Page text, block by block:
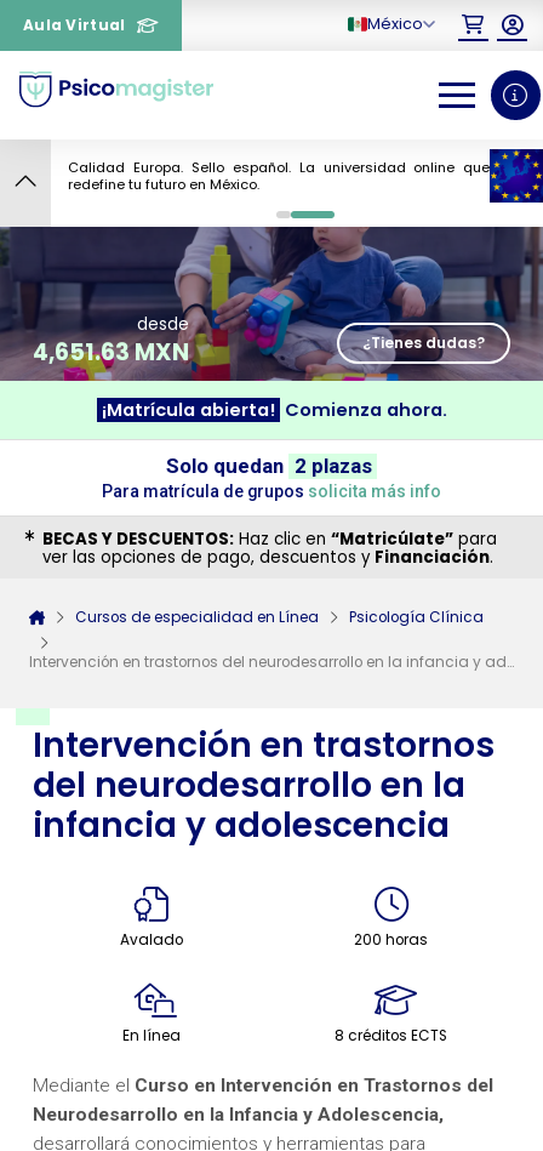
Aula Virtual México
Calidad Europa. Sello español. La universidad online que
redefine tu futuro en México.
0 1
Intervención en trastornos
del neurodesarrollo en la
infancia y adolescencia
Avalado 200 horas
En línea 8 créditos ECTS
Mediante el Curso en Intervención en Trastornos del
Neurodesarrollo en la Infancia y Adolescencia,
desarrollará conocimientos y herramientas para
8
desde
4,651.63 MXN ¿Tienes dudas?
¡Matrícula abierta! Comienza ahora.
Solo quedan 2 plazas
Para matrícula de grupos solicita más info
BECAS Y DESCUENTOS: Haz clic en “Matricúlate” para
ver las opciones de pago, descuentos y Financiación.
Cursos de especialidad en Línea Psicología Clínica
Intervención en trastornos del neurodesarrollo en la infancia y adolescencia
¿Necesitas más información
sobre un curso?